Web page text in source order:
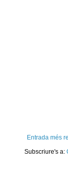
Entrada més
Subscriure's a: